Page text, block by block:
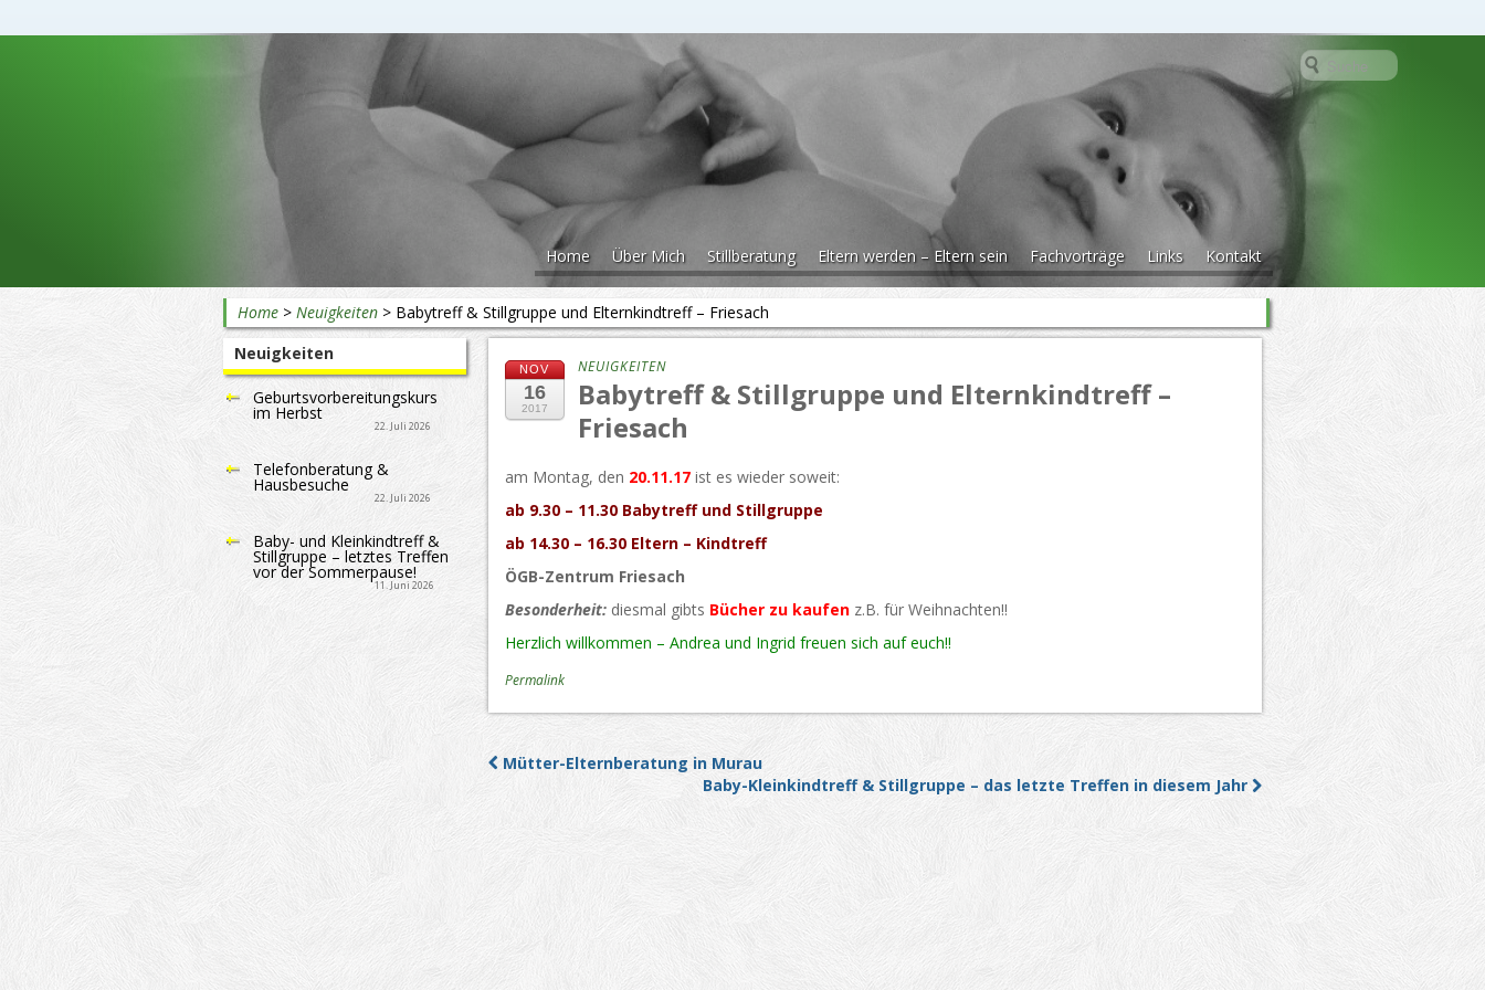
Home Über Mich Stillberatung Eltern werden – Eltern sein Fachvorträge Links Kontakt
Beratung rund ums Baby
Home> Neuigkeiten> Babytreff & Stillgruppe und Elternkindtreff – Friesach
NOV
16
2017
NEUIGKEITEN
Babytreff & Stillgruppe und Elternkindtreff –
Friesach
am Montag, den 20.11.17ist es wieder soweit:
ab 9.30 – 11.30 Babytreff und Stillgruppe
ab 14.30 – 16.30 Eltern – Kindtreff
ÖGB-Zentrum Friesach
Besonderheit:diesmal gibts Bücher zu kaufenz.B. für Weihnachten!!
Herzlich willkommen – Andrea und Ingrid freuen sich auf euch!!
Permalink
Post navigation
Mütter-Elternberatung in Murau
Baby-Kleinkindtreff & Stillgruppe – das letzte Treffen in diesem Jahr
Neuigkeiten
Geburtsvorbereitungskurs
im Herbst
22. Juli 2026
Telefonberatung &
Hausbesuche
22. Juli 2026
Baby- und Kleinkindtreff &
Stillgruppe – letztes Treffen
vor der Sommerpause!
11. Juni 2026